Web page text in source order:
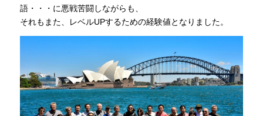
語・・・に悪戦苦闘しながらも、
それもまた、レベルUPするための経験値となりました。